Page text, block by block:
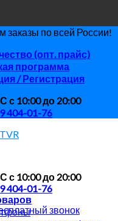
заказы по всей России!
(опт. прайс)
программа
/ Регистрация
с 10:00 до 20:00
404-01-76
с 10:00 до 20:00
404-01-76
звонок